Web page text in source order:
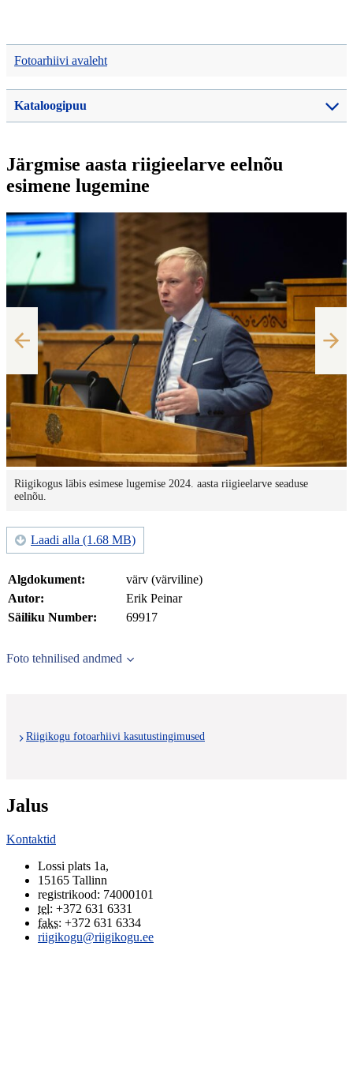
Fotoarhiivi avaleht
Kataloogipuu
Järgmise aasta riigieelarve eelnõu
esimene lugemine
Riigikogus läbis esimese lugemise 2024. aasta riigieelarve seaduse
eelnõu.
Laadi alla (1.68 MB)
Algdokument:
värv (värviline)
Autor:
Erik Peinar
Säiliku Number:
69917
Foto tehnilised andmed
Riigikogu fotoarhiivi kasutustingimused
Jalus
Kontaktid
Lossi plats 1a,
15165 Tallinn
registrikood: 74000101
tel: +372 631 6331
faks: +372 631 6334
riigikogu@riigikogu.ee